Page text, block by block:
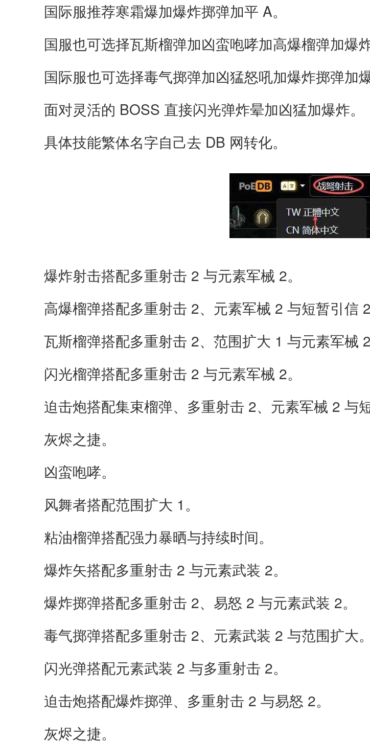
国际服推荐寒霜爆加爆炸掷弹加平 A。
国服也可选择瓦斯榴弹加凶蛮咆哮加高爆榴弹加爆炸
国际服也可选择毒气掷弹加凶猛怒吼加爆炸掷弹加爆
面对灵活的 BOSS 直接闪光弹炸晕加凶猛加爆炸。
具体技能繁体名字自己去 DB 网转化。
爆炸射击搭配多重射击 2 与元素军械 2。
高爆榴弹搭配多重射击 2、元素军械 2 与短暂引信 2
瓦斯榴弹搭配多重射击 2、范围扩大 1 与元素军械 2
闪光榴弹搭配多重射击 2 与元素军械 2。
迫击炮搭配集束榴弹、多重射击 2、元素军械 2 与
灰烬之捷。
凶蛮咆哮。
风舞者搭配范围扩大 1。
粘油榴弹搭配强力暴晒与持续时间。
爆炸矢搭配多重射击 2 与元素武装 2。
爆炸掷弹搭配多重射击 2、易怒 2 与元素武装 2。
毒气掷弹搭配多重射击 2、元素武装 2 与范围扩大。
闪光弹搭配元素武装 2 与多重射击 2。
迫击炮搭配爆炸掷弹、多重射击 2 与易怒 2。
灰烬之捷。